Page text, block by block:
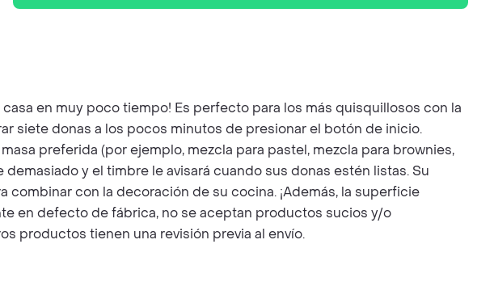
en muy poco tiempo! Es perfecto para los más quisquillosos con la
siete donas a los pocos minutos de presionar el botón de inicio.
preferida (por ejemplo, mezcla para pastel, mezcla para brownies,
y el timbre le avisará cuando sus donas estén listas. Su
con la decoración de su cocina. ¡Además, la superficie
en defecto de fábrica, no se aceptan productos sucios y/o
productos tienen una revisión previa al envío.